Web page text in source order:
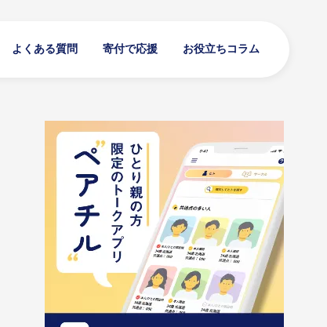
よくある質問 寄付で応援 お役立ちコラム